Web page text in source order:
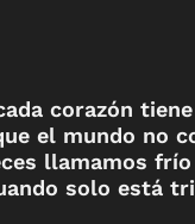
corazón
el mundo no
llamamos frío
solo está